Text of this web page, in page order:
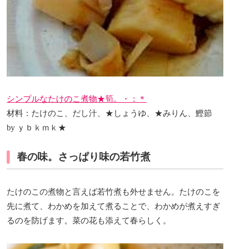
シンプルなたけのこ煮物★筍。・：＊
材料：たけのこ、だし汁、★しょうゆ、★みりん、鰹節
by ｙｂｋｍｋ★
春の味。さっぱり味の若竹煮
たけのこの煮物と言えば若竹煮も外せません。たけのこを
先に煮て、わかめを加えて煮ることで、わかめが煮えすぎ
るのを防げます。菜の花も添えて春らしく。